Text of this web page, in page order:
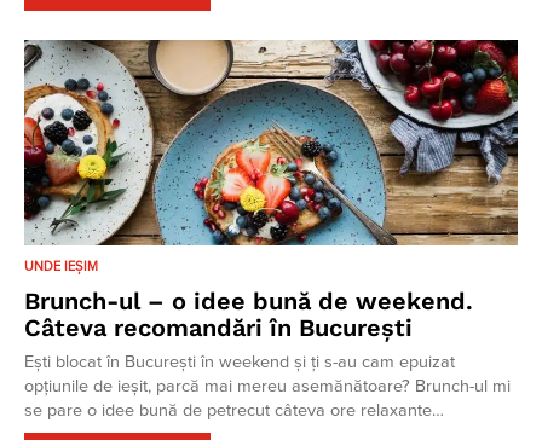
UNDE IEȘIM
Brunch-ul – o idee bună de weekend.
Câteva recomandări în București
Ești blocat în București în weekend și ți s-au cam epuizat
opțiunile de ieșit, parcă mai mereu asemănătoare? Brunch-ul mi
se pare o idee bună de petrecut câteva ore relaxante…